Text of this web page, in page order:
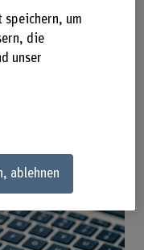
Erfahrung
den USA ein
ein.
speichern, um
die
unser
ablehnen